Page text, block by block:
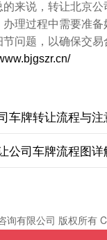
来说，转让北京
理过程中需要准备
节问题，以确保交
转让流程与注意事项-北京企
车牌流程图详解-北京公司
询有限公司 版权所有